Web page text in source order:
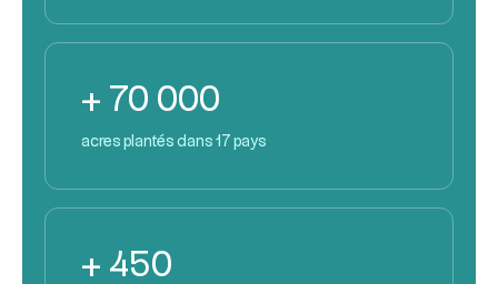
+ 70 000
acres plantés dans 17 pays
+ 450